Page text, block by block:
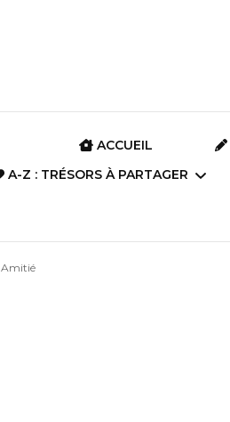
ACCUEIL
A-Z : TRÉSORS À PARTAGER
Amitié